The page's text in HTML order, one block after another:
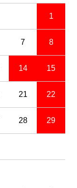
1
7 8
14 15
21 22
28 29